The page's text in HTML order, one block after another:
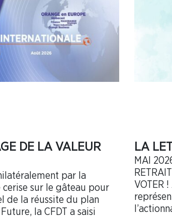
DE LA VALEUR
par la
sur le gâteau pour
de la réussite du plan
la CFDT a saisi
LA
MAI
VOTER